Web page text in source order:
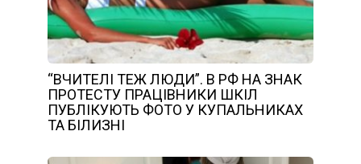
“ВЧИТЕЛІ ТЕЖ ЛЮДИ”. В РФ НА ЗНАК
ПРОТЕСТУ ПРАЦІВНИКИ ШКІЛ
ПУБЛІКУЮТЬ ФОТО У КУПАЛЬНИКАХ
ТА БІЛИЗНІ